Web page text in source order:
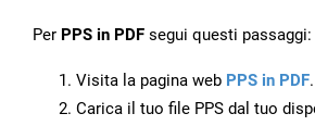
Per PPS in PDF segui questi passaggi:
Visita la pagina web PPS in PDF.
Carica il tuo file PPS dal tuo